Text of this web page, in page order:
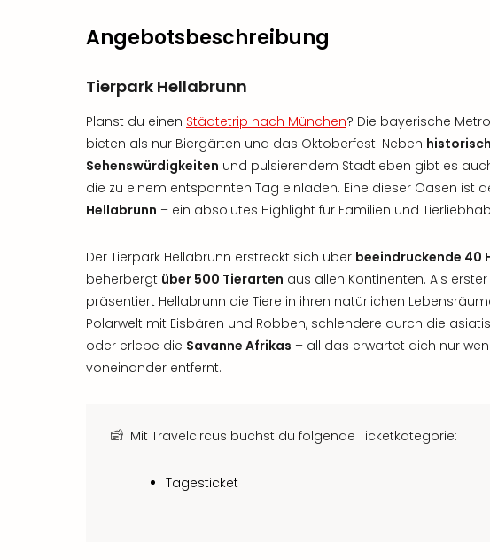
Angebotsbeschreibung
Tierpark Hellabrunn
Planst du einen Städtetrip nach München? Die bayerische
bieten als nur Biergärten und das Oktoberfest. Neben
Sehenswürdigkeiten und pulsierendem Stadtleben gibt es
die zu einem entspannten Tag einladen. Eine dieser Oasen ist
Hellabrunn – ein absolutes Highlight für Familien und
Der Tierpark Hellabrunn erstreckt sich über beeindruckende 40
beherbergt über 500 Tierarten aus allen Kontinenten. Als
präsentiert Hellabrunn die Tiere in ihren natürlichen
Polarwelt mit Eisbären und Robben, schlendere durch die
oder erlebe die Savanne Afrikas – all das erwartet dich nur
voneinander entfernt.
Mit Travelcircus buchst du folgende Ticketkategorie:
Tagesticket